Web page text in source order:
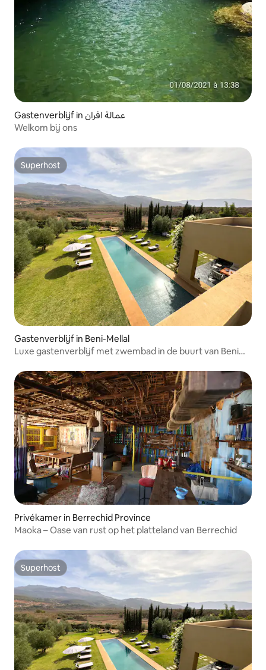
Gastenverblijf in عمالة افران
Welkom bij ons
Superhost
Superhost
Gastenverblijf in Beni-Mellal
Luxe gastenverblijf met zwembad in de buurt van Beni
Privékamer in Berrechid Province
Maoka – Oase van rust op het platteland van Berrechid
Superhost
Superhost